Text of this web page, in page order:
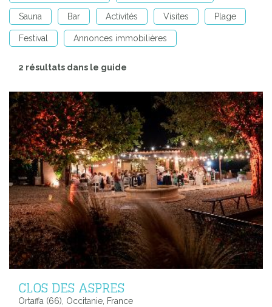
Sauna Bar Activités Visites Plage
Festival Annonces immobilières
2 résultats dans le guide
CLOS DES ASPRES
Ortaffa (66), Occitanie, France